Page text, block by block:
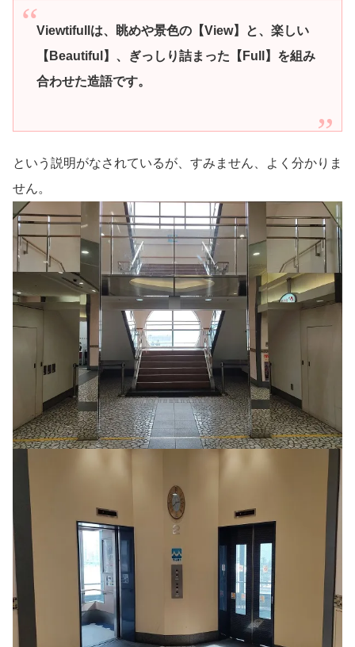
Viewtifullは、眺めや景色の【View】と、楽しい
【Beautiful】、ぎっしり詰まった【Full】を組み
合わせた造語です。
という説明がなされているが、すみません、よく分かりま
せん。